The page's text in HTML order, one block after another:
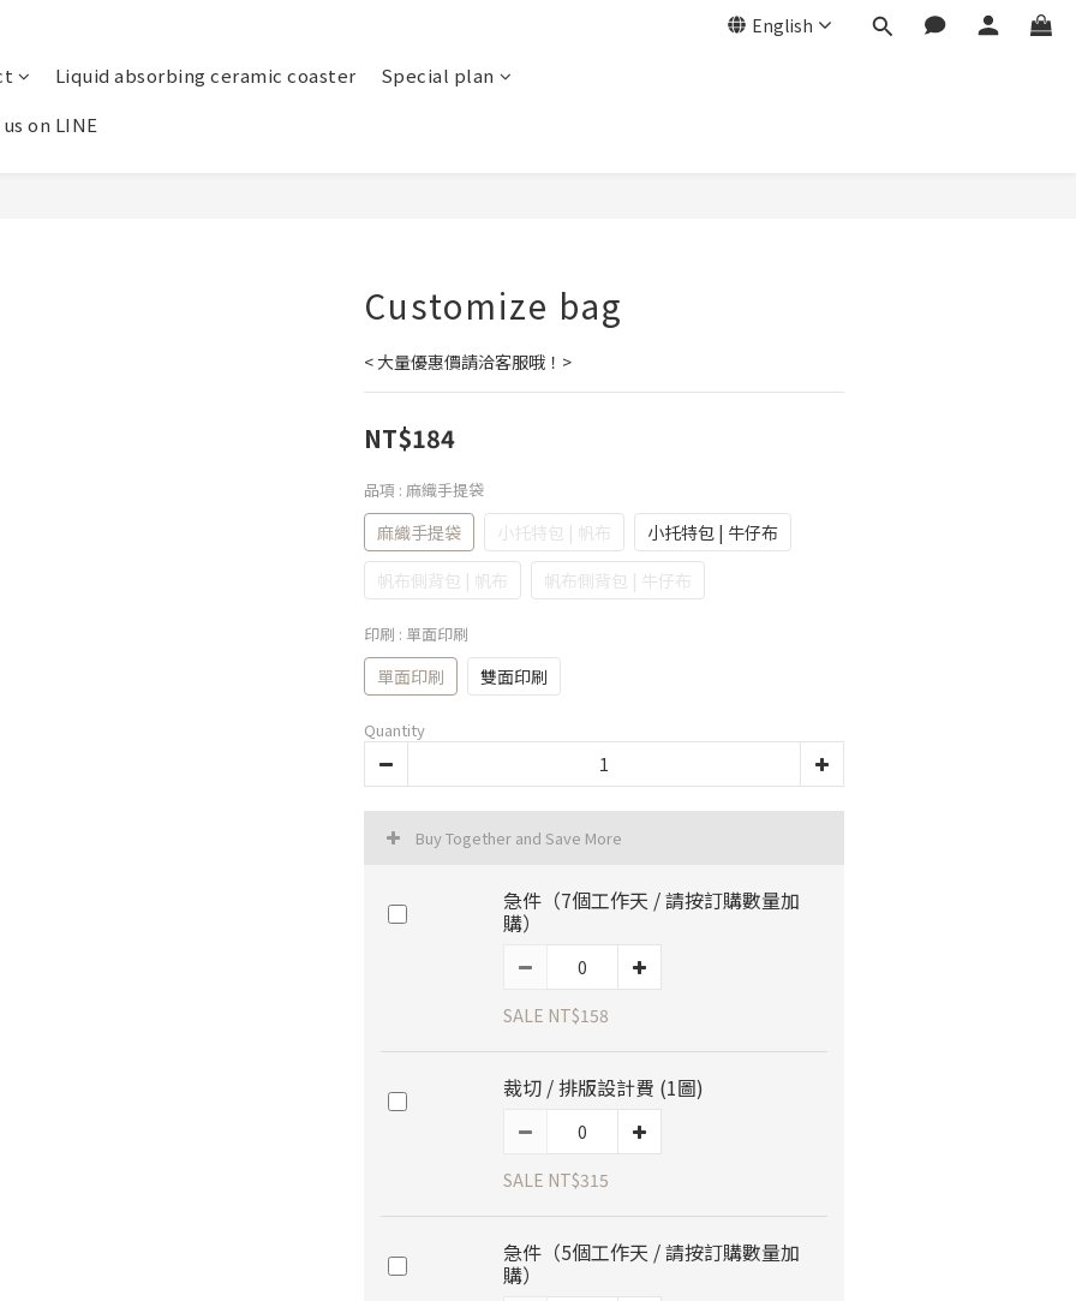
English
Liquid absorbing ceramic coaster
Special plan
on LINE
Customize bag
< 大量優惠價請洽客服哦！>
NT$184
品項 : 麻織手提袋
麻織手提袋 小托特包 | 帆布
小托特包 | 牛仔布
帆布側背包 | 帆布
帆布側背包 | 牛仔布
印刷 : 單面印刷
單面印刷 雙面印刷
Quantity
Buy Together and Save More
急件（7個工作天 / 請按訂購數量加
購）
SALE NT$158
裁切 / 排版設計費 (1圖)
SALE NT$315
急件（5個工作天 / 請按訂購數量加
購）